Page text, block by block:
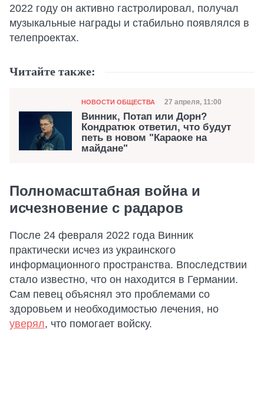
2022 году он активно гастролировал, получал
музыкальные награды и стабильно появлялся в
телепроектах.
Читайте также:
Категория
НОВОСТИ ОБЩЕСТВА Дата публикации
27 апреля, 11:00
Винник, Потап или Дорн?
Кондратюк ответил, что будут
петь в новом "Караоке на
майдане"
Полномасштабная война и
исчезновение с радаров
После 24 февраля 2022 года Винник
практически исчез из украинского
информационного пространства. Впоследствии
стало известно, что он находится в Германии.
Сам певец объяснял это проблемами со
здоровьем и необходимостью лечения, но
уверял, что помогает войску.